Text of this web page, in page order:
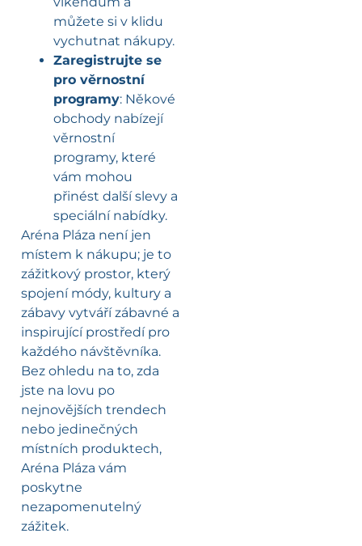
můžete si v klidu
vychutnat nákupy.
Zaregistrujte se
pro věrnostní
programy: Někové
obchody nabízejí
věrnostní
programy, které
vám mohou
přinést další slevy a
speciální nabídky.
Aréna Pláza není jen
místem k nákupu; je to
zážitkový prostor, který
spojení módy, kultury a
zábavy vytváří zábavné a
inspirující prostředí pro
každého návštěvníka.
Bez ohledu na to, zda
jste na lovu po
nejnovějších trendech
nebo jedinečných
místních produktech,
Aréna Pláza vám
poskytne
nezapomenutelný
zážitek.